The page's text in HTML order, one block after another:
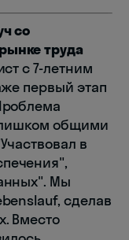
со
труда
с 7-летним
первый этап
общими
в
Мы
сделав
Вместо